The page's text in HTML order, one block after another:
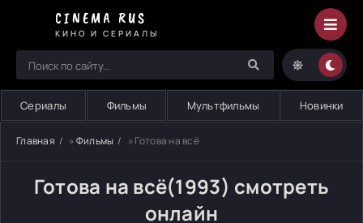
CINEMA RUS
КИНО И СЕРИАЛЫ
Сериалы Фильмы Мультфильмы Новинки
Главная » Фильмы » Готова на всё
Готова на всё(1993) смотреть
онлайн